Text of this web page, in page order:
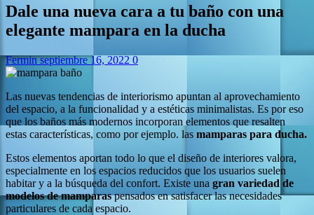
Dale una nueva cara a tu baño con una
elegante mampara en la ducha
Ferminseptiembre 16, 2022 0
Las nuevas tendencias de interiorismo apuntan al aprovechamiento
del espacio, a la funcionalidad y a estéticas minimalistas. Es por eso
que los baños más modernos incorporan elementos que resalten
estas características, como por ejemplo. las mamparas para ducha.
Estos elementos aportan todo lo que el diseño de interiores valora,
especialmente en los espacios reducidos que los usuarios suelen
habitar y a la búsqueda del confort. Existe una gran variedad de
modelos de mamparaspensados en satisfacer las necesidades
particulares de cada espacio.